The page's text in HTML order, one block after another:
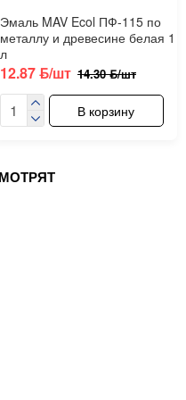
Эмаль MAV Ecol ПФ-115 по
металлу и древесине белая 1
л
12.87 ƃ/шт 14.30 ƃ/шт
В корзину